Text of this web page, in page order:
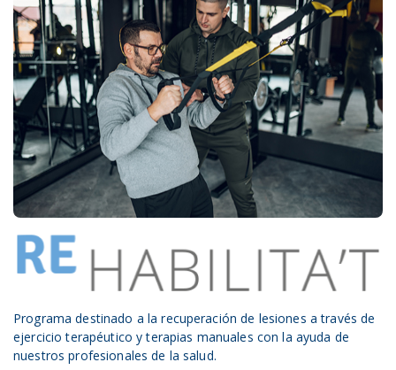
Programa destinado a la recuperación de lesiones a través de
ejercicio terapéutico y terapias manuales con la ayuda de
nuestros profesionales de la salud.